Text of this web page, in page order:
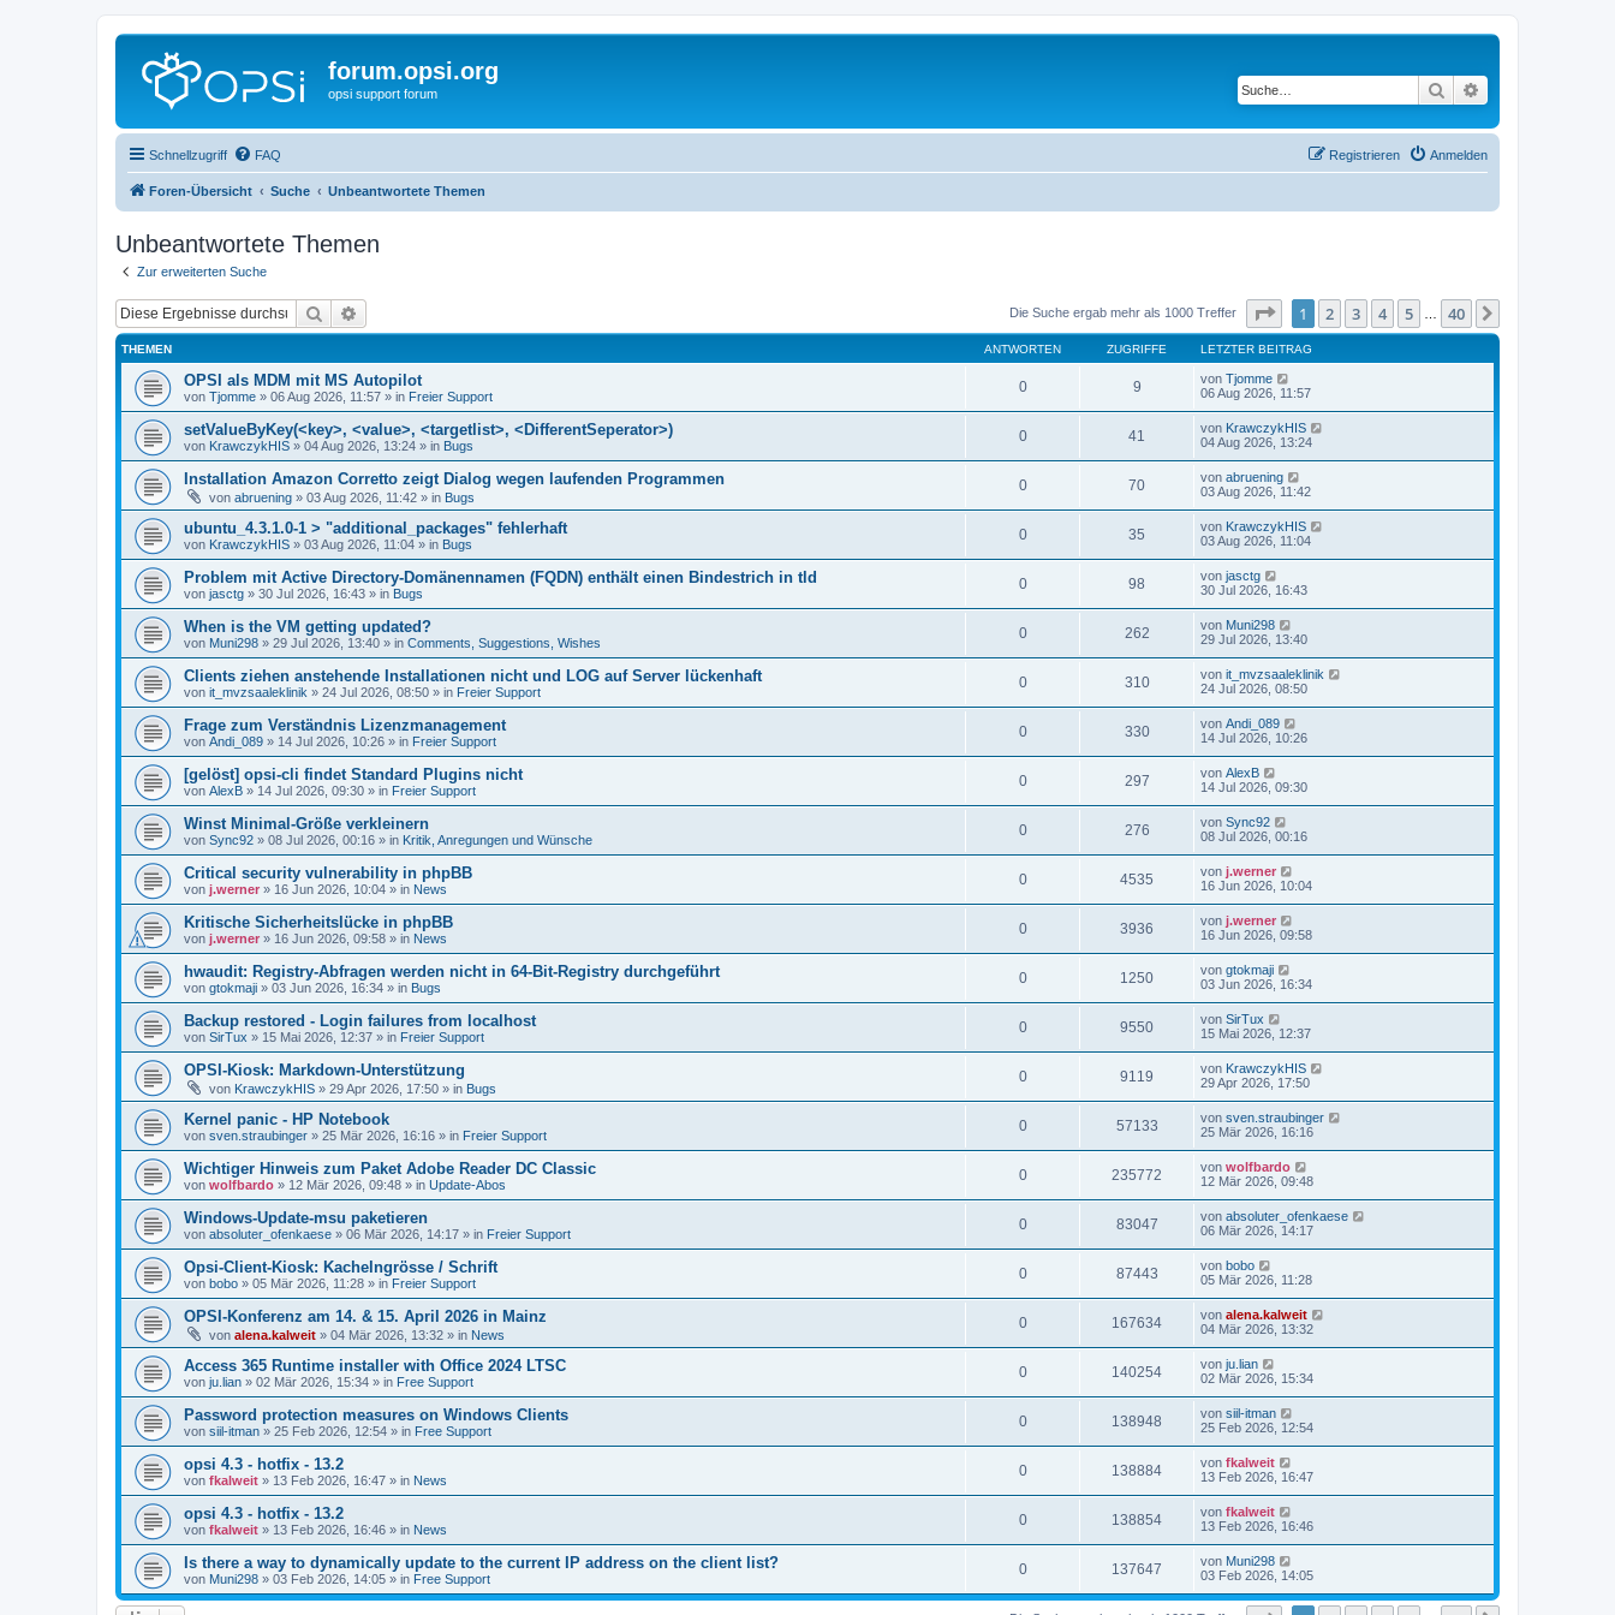
forum.opsi.org
opsi support forum Suche
Schnellzugriff FAQ Anmelden
Registrieren
Foren-Übersicht Suche Unbeantwortete Themen
Unbeantwortete Themen
Zur erweiterten Suche
Suche Die Suche ergab mehr als 1000 Treffer Seite von40
1 2 3 4 5 40
THEMEN ANTWORTEN ZUGRIFFE LETZTER BEITRAG
OPSI als MDM mit MS Autopilot
von Tjomme » 06 Aug 2026, 11:57 » in Freier Support
0 9 von Tjomme
06 Aug 2026, 11:57
setValueByKey(<key>, <value>, <targetlist>, <DifferentSeperator>)
von KrawczykHIS » 04 Aug 2026, 13:24 » in Bugs
0 41 von KrawczykHIS
04 Aug 2026, 13:24
Installation Amazon Corretto zeigt Dialog wegen laufenden Programmen
von abruening » 03 Aug 2026, 11:42 » in Bugs
0 70 von abruening
03 Aug 2026, 11:42
ubuntu_4.3.1.0-1 > "additional_packages" fehlerhaft
von KrawczykHIS » 03 Aug 2026, 11:04 » in Bugs
0 35 von KrawczykHIS
03 Aug 2026, 11:04
Problem mit Active Directory-Domänennamen (FQDN) enthält einen Bindestrich in tld
von jasctg » 30 Jul 2026, 16:43 » in Bugs
0 98 von jasctg
30 Jul 2026, 16:43
When is the VM getting updated?
von Muni298 » 29 Jul 2026, 13:40 » in Comments, Suggestions, Wishes
0 262 von Muni298
29 Jul 2026, 13:40
Clients ziehen anstehende Installationen nicht und LOG auf Server lückenhaft
von it_mvzsaaleklinik » 24 Jul 2026, 08:50 » in Freier Support
0 310 von it_mvzsaaleklinik
24 Jul 2026, 08:50
Frage zum Verständnis Lizenzmanagement
von Andi_089 » 14 Jul 2026, 10:26 » in Freier Support
0 330 von Andi_089
14 Jul 2026, 10:26
[gelöst] opsi-cli findet Standard Plugins nicht
von AlexB » 14 Jul 2026, 09:30 » in Freier Support
0 297 von AlexB
14 Jul 2026, 09:30
Winst Minimal-Größe verkleinern
von Sync92 » 08 Jul 2026, 00:16 » in Kritik, Anregungen und Wünsche
0 276 von Sync92
08 Jul 2026, 00:16
Critical security vulnerability in phpBB
von j.werner » 16 Jun 2026, 10:04 » in News
0 4535 von j.werner
16 Jun 2026, 10:04
Kritische Sicherheitslücke in phpBB
von j.werner » 16 Jun 2026, 09:58 » in News
0 3936 von j.werner
16 Jun 2026, 09:58
hwaudit: Registry-Abfragen werden nicht in 64-Bit-Registry durchgeführt
von gtokmaji » 03 Jun 2026, 16:34 » in Bugs
0 1250 von gtokmaji
03 Jun 2026, 16:34
Backup restored - Login failures from localhost
von SirTux » 15 Mai 2026, 12:37 » in Freier Support
0 9550 von SirTux
15 Mai 2026, 12:37
OPSI-Kiosk: Markdown-Unterstützung
von KrawczykHIS » 29 Apr 2026, 17:50 » in Bugs
0 9119 von KrawczykHIS
29 Apr 2026, 17:50
Kernel panic - HP Notebook
von sven.straubinger » 25 Mär 2026, 16:16 » in Freier Support
0 57133 von sven.straubinger
25 Mär 2026, 16:16
Wichtiger Hinweis zum Paket Adobe Reader DC Classic
von wolfbardo » 12 Mär 2026, 09:48 » in Update-Abos
0 235772 von wolfbardo
12 Mär 2026, 09:48
Windows-Update-msu paketieren
von absoluter_ofenkaese » 06 Mär 2026, 14:17 » in Freier Support
0 83047 von absoluter_ofenkaese
06 Mär 2026, 14:17
Opsi-Client-Kiosk: Kachelngrösse / Schrift
von bobo » 05 Mär 2026, 11:28 » in Freier Support
0 87443 von bobo
05 Mär 2026, 11:28
OPSI-Konferenz am 14. & 15. April 2026 in Mainz
von alena.kalweit » 04 Mär 2026, 13:32 » in News
0 167634 von alena.kalweit
04 Mär 2026, 13:32
Access 365 Runtime installer with Office 2024 LTSC
von ju.lian » 02 Mär 2026, 15:34 » in Free Support
0 140254 von ju.lian
02 Mär 2026, 15:34
Password protection measures on Windows Clients
von siil-itman » 25 Feb 2026, 12:54 » in Free Support
0 138948 von siil-itman
25 Feb 2026, 12:54
opsi 4.3 - hotfix - 13.2
von fkalweit » 13 Feb 2026, 16:47 » in News
0 138884 von fkalweit
13 Feb 2026, 16:47
opsi 4.3 - hotfix - 13.2
von fkalweit » 13 Feb 2026, 16:46 » in News
0 138854 von fkalweit
13 Feb 2026, 16:46
Is there a way to dynamically update to the current IP address on the client list?
von Muni298 » 03 Feb 2026, 14:05 » in Free Support
0 137647 von Muni298
03 Feb 2026, 14:05